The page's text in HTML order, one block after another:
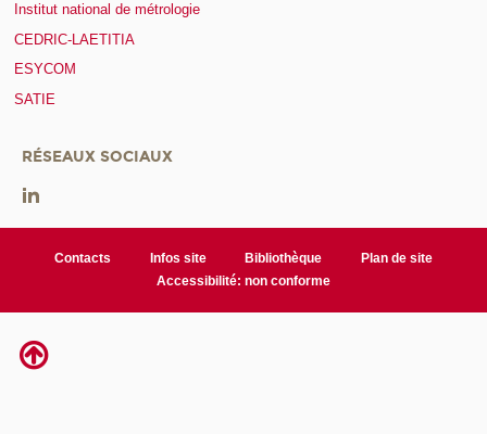
Institut national de métrologie
CEDRIC-LAETITIA
ESYCOM
SATIE
RÉSEAUX SOCIAUX
Contacts Infos site Bibliothèque
Plan de site
Accessibilité: non conforme